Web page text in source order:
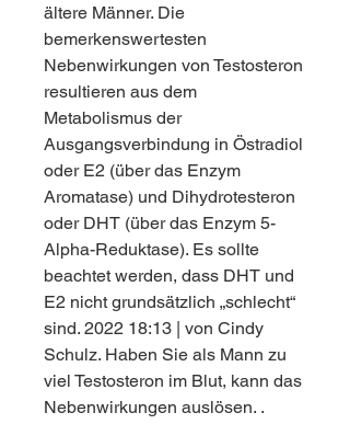
ältere Männer. Die
bemerkenswertesten
Nebenwirkungen von Testosteron
resultieren aus dem
Metabolismus der
Ausgangsverbindung in Östradiol
oder E2 (über das Enzym
Aromatase) und Dihydrotesteron
oder DHT (über das Enzym 5-
Alpha-Reduktase). Es sollte
beachtet werden, dass DHT und
E2 nicht grundsätzlich „schlecht“
sind. 2022 18:13 | von Cindy
Schulz. Haben Sie als Mann zu
viel Testosteron im Blut, kann das
Nebenwirkungen auslösen. .